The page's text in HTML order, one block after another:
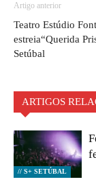
Artigo anterior
Teatro Estúdio
estreia“Querida
Setúbal
ARTIGOS
// S+ SETÚBAL